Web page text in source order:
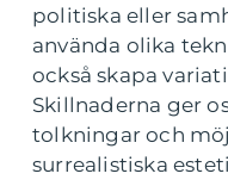
politiska eller
använda olika
också skapa
Skillnaderna ger
tolkningar och
surrealistiska